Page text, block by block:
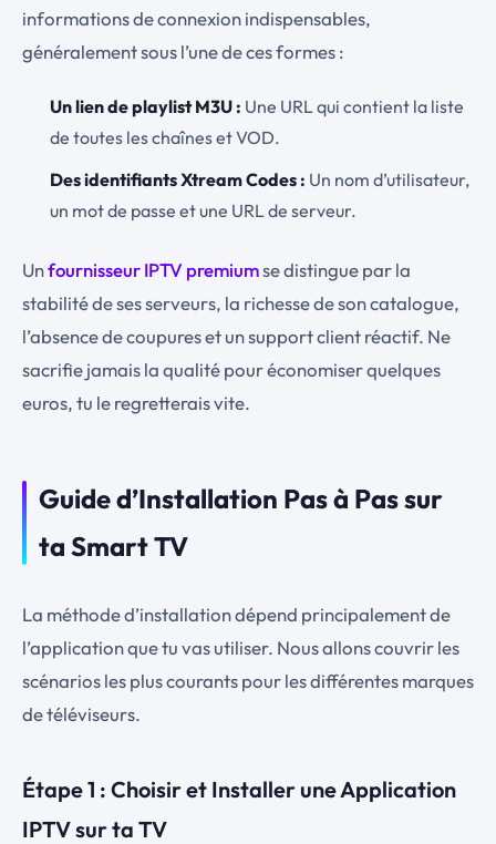
informations de connexion indispensables,
généralement sous l’une de ces formes :
Un lien de playlist M3U : Une URL qui contient la liste
de toutes les chaînes et VOD.
Des identifiants Xtream Codes : Un nom d’utilisateur,
un mot de passe et une URL de serveur.
Unfournisseur IPTV premiumse distingue par la
stabilité de ses serveurs, la richesse de son catalogue,
l’absence de coupures et un support client réactif. Ne
sacrifie jamais la qualité pour économiser quelques
euros, tu le regretterais vite.
Guide d’Installation Pas à Pas sur
ta Smart TV
La méthode d’installation dépend principalement de
l’application que tu vas utiliser. Nous allons couvrir les
scénarios les plus courants pour les différentes marques
de téléviseurs.
Étape 1 : Choisir et Installer une Application
IPTV sur ta TV